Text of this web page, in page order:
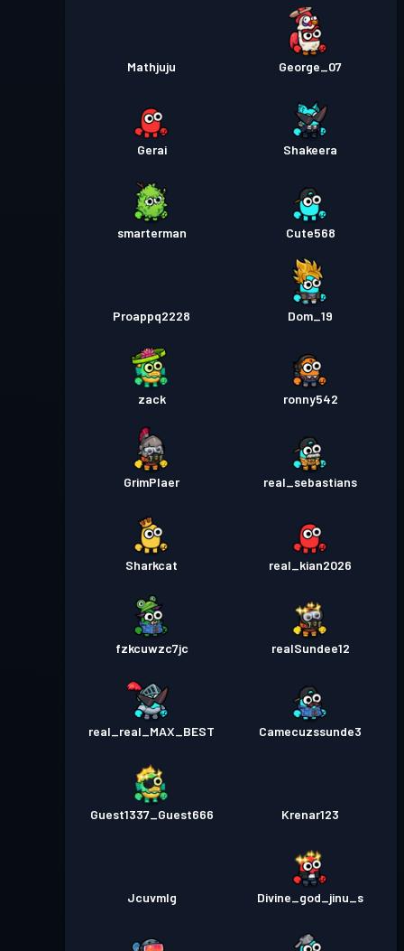
Mathjuju George_07
Gerai Shakeera
smarterman Cute568
Proappq2228 Dom_19
zack ronny542
GrimPlaer real_sebastians
Sharkcat real_kian2026
fzkcuwzc7jc realSundee12
real_real_MAX_BEST Camecuzssunde3
Guest1337_Guest666 Krenar123
Jcuvmlg Divine_god_jinu_s